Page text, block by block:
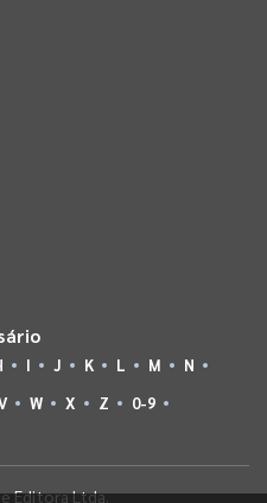
I J K L M
N
W X Z 0-9
Editora Ltda.